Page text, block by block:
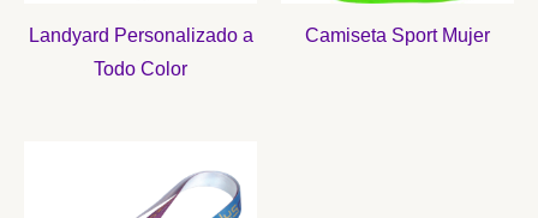
Landyard Personalizado a
Todo Color
Camiseta Sport Mujer